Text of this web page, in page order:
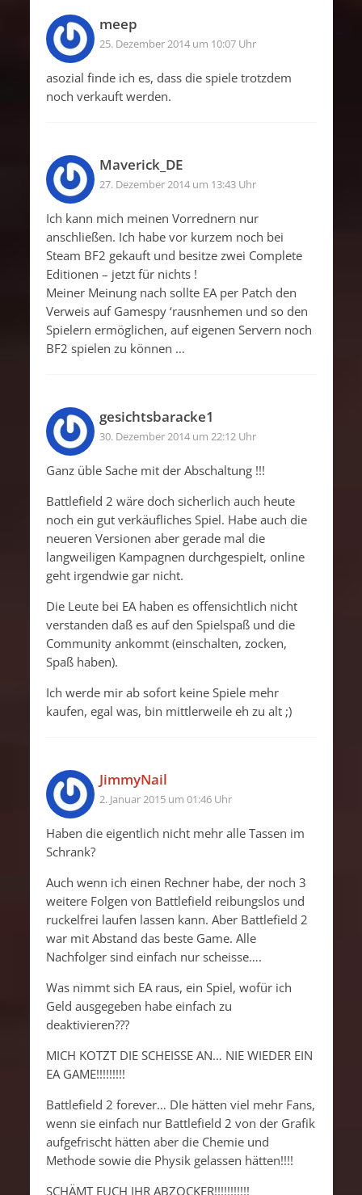
meep
25. Dezember 2014 um 10:07 Uhr
asozial finde ich es, dass die spiele trotzdem
noch verkauft werden.
Maverick_DE
27. Dezember 2014 um 13:43 Uhr
Ich kann mich meinen Vorrednern nur
anschließen. Ich habe vor kurzem noch bei
Steam BF2 gekauft und besitze zwei Complete
Editionen – jetzt für nichts !
Meiner Meinung nach sollte EA per Patch den
Verweis auf Gamespy ‘rausnhemen und so den
Spielern ermöglichen, auf eigenen Servern noch
BF2 spielen zu können …
gesichtsbaracke1
30. Dezember 2014 um 22:12 Uhr
Ganz üble Sache mit der Abschaltung !!!
Battlefield 2 wäre doch sicherlich auch heute
noch ein gut verkäufliches Spiel. Habe auch die
neueren Versionen aber gerade mal die
langweiligen Kampagnen durchgespielt, online
geht irgendwie gar nicht.
Die Leute bei EA haben es offensichtlich nicht
verstanden daß es auf den Spielspaß und die
Community ankommt (einschalten, zocken,
Spaß haben).
Ich werde mir ab sofort keine Spiele mehr
kaufen, egal was, bin mittlerweile eh zu alt ;)
JimmyNail
2. Januar 2015 um 01:46 Uhr
Haben die eigentlich nicht mehr alle Tassen im
Schrank?
Auch wenn ich einen Rechner habe, der noch 3
weitere Folgen von Battlefield reibungslos und
ruckelfrei laufen lassen kann. Aber Battlefield 2
war mit Abstand das beste Game. Alle
Nachfolger sind einfach nur scheisse….
Was nimmt sich EA raus, ein Spiel, wofür ich
Geld ausgegeben habe einfach zu
deaktivieren???
MICH KOTZT DIE SCHEISSE AN… NIE WIEDER EIN
EA GAME!!!!!!!!!
Battlefield 2 forever… DIe hätten viel mehr Fans,
wenn sie einfach nur Battlefield 2 von der Grafik
aufgefrischt hätten aber die Chemie und
Methode sowie die Physik gelassen hätten!!!!
SCHÄMT EUCH IHR ABZOCKER!!!!!!!!!!!